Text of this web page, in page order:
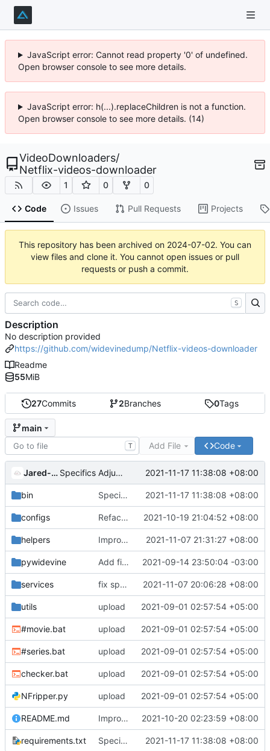
JavaScript error: Cannot read property '0' of undefined.
Open browser console to see more details.
JavaScript error: h(...).replaceChildren is not a function.
Open browser console to see more details. (14)
VideoDownloaders/
Netflix-videos-downloader
1 0 0
Code Issues Pull Requests Projects
This repository has been archived on 2024-07-02. You can
view files and clone it. You cannot open issues or pull
requests or push a commit.
27Commits 2Branches 0Tags
main
T Add File Code
Jared-02 Specifics Adjustment 2021-11-17 11:38:08 +08:00
bin Specifics Adjustment 2021-11-17 11:38:08 +08:00
configs Refactored Aria2c Settings 2021-10-19 21:04:52 +08:00
helpers Improve the check main or high module 2021-11-07 21:31:27 +08:00
pywidevine Add files via upload 2021-09-14 23:50:04 -03:00
services fix spelling mistakes 2021-11-07 20:06:28 +08:00
utils upload 2021-09-01 02:57:54 +05:00
#movie.bat upload 2021-09-01 02:57:54 +05:00
#series.bat upload 2021-09-01 02:57:54 +05:00
checker.bat upload 2021-09-01 02:57:54 +05:00
NFripper.py upload 2021-09-01 02:57:54 +05:00
README.md Improve Readme.md to Help V2 2021-10-20 02:23:59 +08:00
requirements.txt Specifics Adjustment 2021-11-17 11:38:08 +08:00
S
Description
No description provided
https://github.com/widevinedump/Netflix-videos-downloader
Readme
55MiB